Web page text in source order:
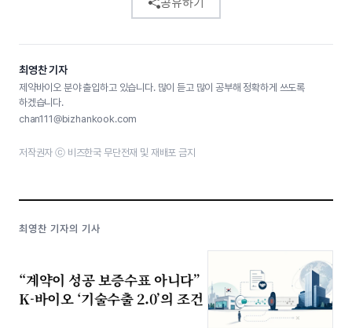
최영찬 기자
제약바이오 분야 출입하고 있습니다. 많이 듣고 많이 공부해 정확하게 쓰도록
하겠습니다.
chan111@bizhankook.com
저작권자 ⓒ 비즈한국 무단전재 및 재배포 금지
최영찬 기자의 기사
“계약이 성공 보증수표 아니다”
K-바이오 ‘기술수출 2.0’의 조건